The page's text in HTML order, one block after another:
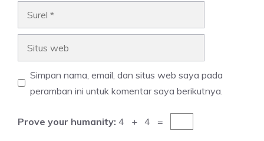
Simpan nama, email, dan situs web saya pada
peramban ini untuk komentar saya berikutnya.
Prove your humanity: 4 + 4 =